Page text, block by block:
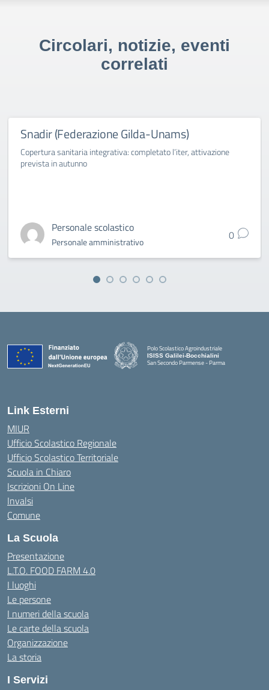
Circolari, notizie, eventi
correlati
Snadir (Federazione Gilda-Unams)
Copertura sanitaria integrativa: completato l’iter, attivazione
prevista in autunno
Personale scolastico
Personale amministrativo 0
Polo Scolastico Agroindustriale
ISISS Galilei-Bocchialini
San Secondo Parmense - Parma
Link Esterni
MIUR
Ufficio Scolastico Regionale
Ufficio Scolastico Territoriale
Scuola in Chiaro
Iscrizioni On Line
Invalsi
Comune
La Scuola
Presentazione
L.T.O. FOOD FARM 4.0
I luoghi
Le persone
I numeri della scuola
Le carte della scuola
Organizzazione
La storia
I Servizi